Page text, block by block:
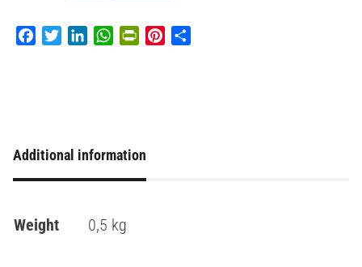
Facebook
Twitter LinkedInWhatsAppPrintFriendly
Pinterest
Additional information
Weight 0,5 kg